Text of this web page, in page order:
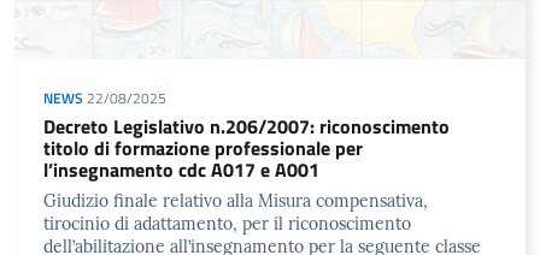
NEWS 22/08/2025
Decreto Legislativo n.206/2007: riconoscimento
titolo di formazione professionale per
l’insegnamento cdc A017 e A001
Giudizio finale relativo alla Misura compensativa,
tirocinio di adattamento, per il riconoscimento
dell’abilitazione all’insegnamento per la seguente classe